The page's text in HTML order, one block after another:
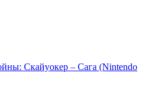
Скайуокер – Сага (Nintendo